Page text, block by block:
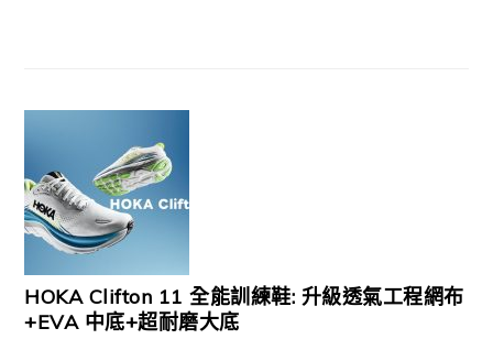
HOKA Clifton 11 全能訓練鞋: 升級透氣工程網布
+EVA 中底+超耐磨大底